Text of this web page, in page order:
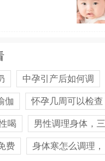
中孕引产后如何调
伽 怀孕几周可以检查
喝 男性调理身体，三
费 身体寒怎么调理，